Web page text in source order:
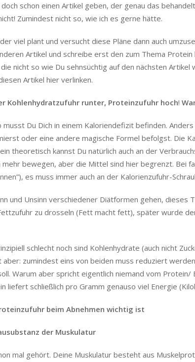
schon einen Artikel geben, der genau das
Zumindest nicht so, wie ich es gerne hätte.
viel plant und versucht diese Pläne dann auch
Artikel und schreibe erst den zum Thema Protein
nicht so wie Du sehnsüchtig auf den nächsten
Artikel hier verlinken.
Kohlenhydratzufuhr runter, Proteinzufuhr hoch!
Du Dich in einem Kaloriendefizit befinden.
oder eine andere magische Formel befolgst. Die
theoretisch kannst Du natürlich auch an der
bewegen, aber die Mittel sind hier begrenzt. Bei
es muss immer auch an der Kalorienzufuhr-
und Unsinn verschiedener Diätformen gehen, dieses
zu drosseln (Fett macht fett), später wurde
schlecht noch sind Kohlenhydrate (auch nicht
zumindest eins von beiden muss reduziert
Warum aber spricht eigentlich niemand vom
liefert schließlich pro Gramm genauso viel Energie
beim Abnehmen wichtig ist
der Muskulatur
mal gehört. Deine Muskulatur besteht aus